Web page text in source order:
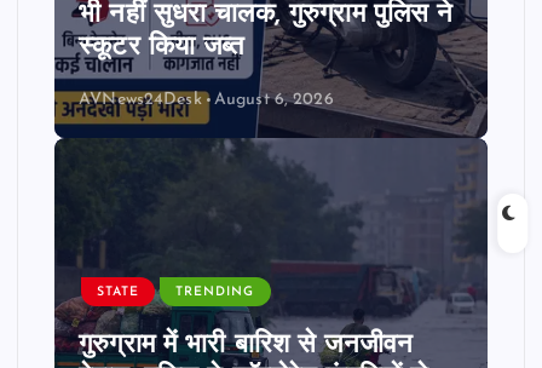
भी नहीं सुधरा चालक, गुरुग्राम पुलिस ने
स्कूटर किया जब्त
AVNews24Desk August 6, 2026
STATE TRENDING
गुरुग्राम में भारी बारिश से जनजीवन